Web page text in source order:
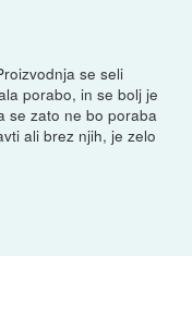
se seli
porabo, in se bolj je
se zato ne bo poraba
ali brez njih, je zelo